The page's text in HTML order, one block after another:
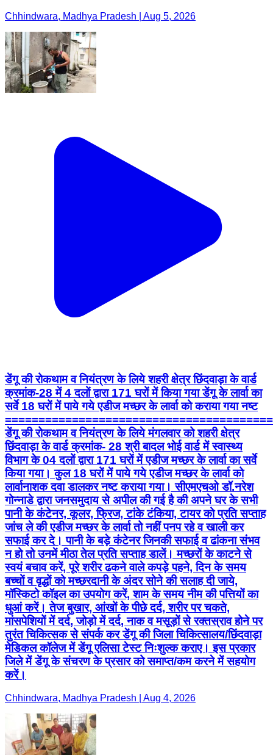
Chhindwara, Madhya Pradesh | Aug 5, 2026
डेंगू की रोकथाम व नियंत्रण के लिये शहरी क्षेत्र छिंदवाड़ा के वार्ड
क्रमांक-28 में 4 दलों द्वारा 171 घरों में किया गया डेंगू के लार्वा का
सर्वे 18 घरों में पाये गये एडीज मच्छर के लार्वा को कराया गया नष्ट
डेंगू की रोकथाम व नियंत्रण के लिये मंगलवार को शहरी क्षेत्र
छिंदवाड़ा के वार्ड क्रमांक- 28 श्री बादल भोई वार्ड में स्वास्थ्य
विभाग के 04 दलों द्वारा 171 घरों में एडीज मच्छर के लार्वा का सर्वे
किया गया। कुल 18 घरों में पाये गये एडीज मच्छर के लार्वा को
लार्वानाशक दवा डालकर नष्ट कराया गया। सीएमएचओ डॉ.नरेश
गोन्नाडे द्वारा जनसमुदाय से अपील की गई है की अपने घर के सभी
पानी के कंटेनर, कूलर, फ्रिज, टांके टंकिया, टायर को प्रति सप्ताह
जांच ले की एडीज मच्छर के लार्वा तो नहीं पनप रहे व खाली कर
सफाई कर दे। पानी के बड़े कंटेनर जिनकी सफाई व ढांकना संभव
न हो तो उनमें मीठा तेल प्रति सप्ताह डालें। मच्छरों के काटने से
स्वयं बचाव करें, पूरे शरीर ढकने वाले कपड़े पहने, दिन के समय
बच्चों व वृद्धों को मच्छरदानी के अंदर सोने की सलाह दी जाये,
मॉस्किटो कॉइल का उपयोग करें, शाम के समय नीम की पत्तियों का
धुआं करें। तेज बुखार, आंखों के पीछे दर्द, शरीर पर चकते,
मांसपेशियों में दर्द, जोड़ो में दर्द, नाक व मसूड़ों से रक्तस्राव होने पर
तुरंत चिकित्सक से संपर्क कर डेंगू की जिला चिकित्सालय/छिंदवाड़ा
मेडिकल कॉलेज में डेंगू एलिसा टेस्ट निःशुल्क कराए। इस प्रकार
जिले में डेंगू के संचरण के प्रसार को समाप्त/कम करने में सहयोग
करें।
Chhindwara, Madhya Pradesh | Aug 4, 2026